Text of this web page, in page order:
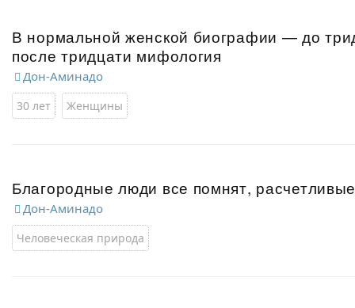
В нормальной женской биографии — до
после тридцати мифология
Дон-Аминадо
30 лет Женщины
Благородные люди все помнят,
Дон-Аминадо
Человеческая природа